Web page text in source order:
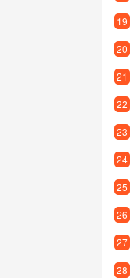
19
20
21
22
23
24
25
26
27
28